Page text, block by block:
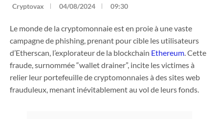
Cryptovax 04/08/2024 09:30
Le monde de la cryptomonnaie est en proie à une vaste
campagne de phishing, prenant pour cible les utilisateurs
d’Etherscan, l’explorateur de la blockchain Ethereum. Cette
fraude, surnommée “wallet drainer”, incite les victimes à
relier leur portefeuille de cryptomonnaies à des sites web
frauduleux, menant inévitablement au vol de leurs fonds.